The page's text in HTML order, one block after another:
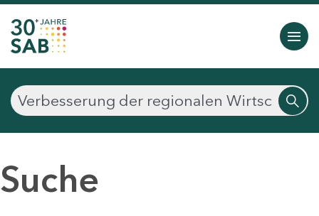
Suche